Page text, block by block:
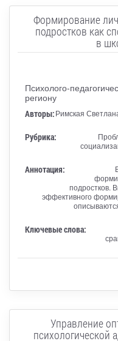
Формирование
подростков как
в
Психолого-
региону
Авторы:Римская
Рубрика:
Аннотация:
подростков.
эффективного
Ключевые слова:
Управление
психологической